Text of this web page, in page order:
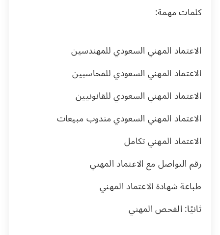
كلمات مهمة:
الاعتماد المهني السعودي للمهندسين
الاعتماد المهني السعودي للمحاسبين
الاعتماد المهني السعودي للقانونيين
الاعتماد المهني السعودي مندوب مبيعات
الاعتماد المهني تكامل
رقم التواصل مع الاعتماد المهني
طباعة شهادة الاعتماد المهني
ثانيًا: الفحص المهني